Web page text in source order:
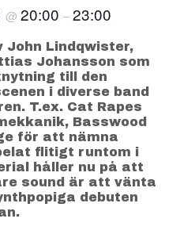
@ 20:00 –23:00
John Lindqwister,
Johansson som
till den
i diverse band
T.ex. Cat Rapes
Basswood
för att nämna
flitigt runtom i
håller nu på att
sound är att vänta
debuten